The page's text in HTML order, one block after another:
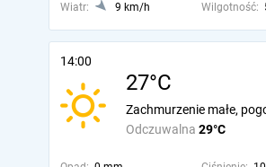
Wiatr:
9 km/h Wilgotność:
14:00
27°C
Odczuwalna 29°C
Zachmurzenie małe,